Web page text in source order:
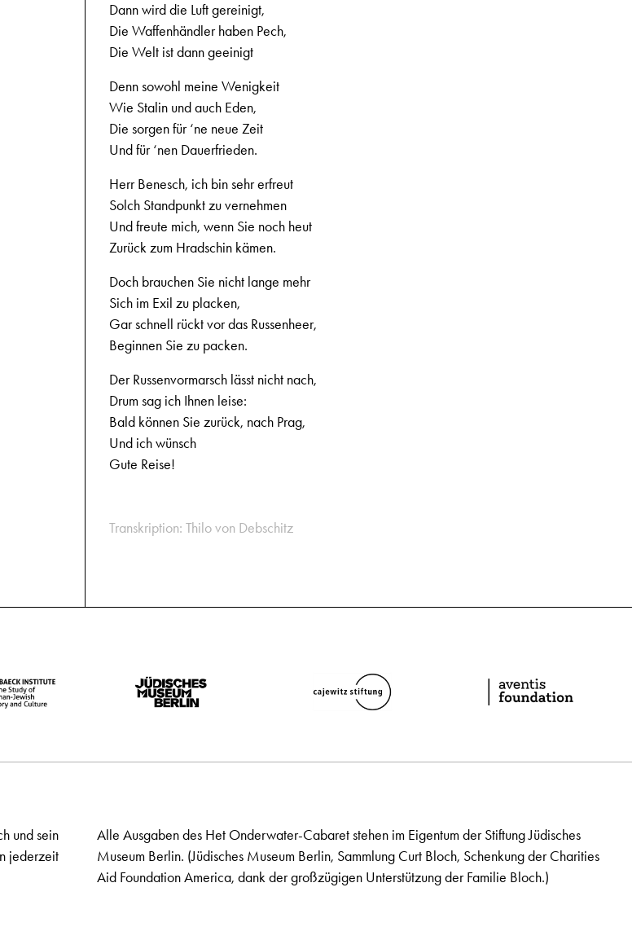
Dann wird die Luft gereinigt,
Die Waffenhändler haben Pech,
Die Welt ist dann geeinigt
Denn sowohl meine Wenigkeit
Wie Stalin und auch Eden,
Die sorgen für ‘ne neue Zeit
Und für ‘nen Dauerfrieden.
Herr Benesch, ich bin sehr erfreut
Solch Standpunkt zu vernehmen
Und freute mich, wenn Sie noch heut
Zurück zum Hradschin kämen.
Doch brauchen Sie nicht lange mehr
Sich im Exil zu placken,
Gar schnell rückt vor das Russenheer,
Beginnen Sie zu packen.
Der Russenvormarsch lässt nicht nach,
Drum sag ich Ihnen leise:
Bald können Sie zurück, nach Prag,
Und ich wünsch
Gute Reise!
Transkription: Thilo von Debschitz
und sein
jederzeit
Alle Ausgaben des Het Onderwater-Cabaret stehen im Eigentum der Stiftung Jüdisches
Museum Berlin. (Jüdisches Museum Berlin, Sammlung Curt Bloch, Schenkung der Charities
Aid Foundation America, dank der großzügigen Unterstützung der Familie Bloch.)